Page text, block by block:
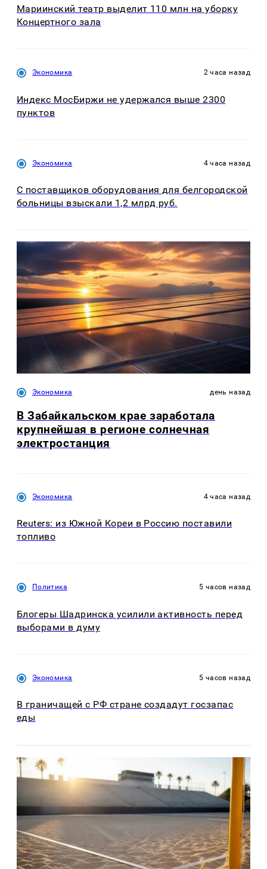
Мариинский театр выделит 110 млн на уборку
Концертного зала
Экономика 2 часа назад
Индекс МосБиржи не удержался выше 2300
пунктов
Экономика 4 часа назад
С поставщиков оборудования для белгородской
больницы взыскали 1,2 млрд руб.
Экономика день назад
В Забайкальском крае заработала
крупнейшая в регионе солнечная
электростанция
Экономика 4 часа назад
Reuters: из Южной Кореи в Россию поставили
топливо
Политика 5 часов назад
Блогеры Шадринска усилили активность перед
выборами в думу
Экономика 5 часов назад
В граничащей с РФ стране создадут госзапас
еды